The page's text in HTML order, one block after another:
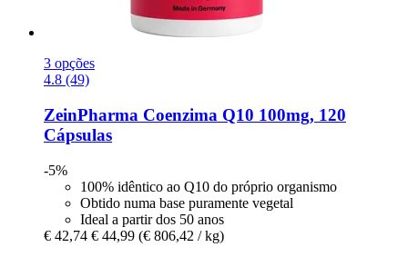
3 opções
4.8 (49)
ZeinPharma Coenzima Q10 100mg, 120
Cápsulas
-5%
100% idêntico ao Q10 do próprio organismo
Obtido numa base puramente vegetal
Ideal a partir dos 50 anos
€ 42,74 € 44,99 (€ 806,42 / kg)